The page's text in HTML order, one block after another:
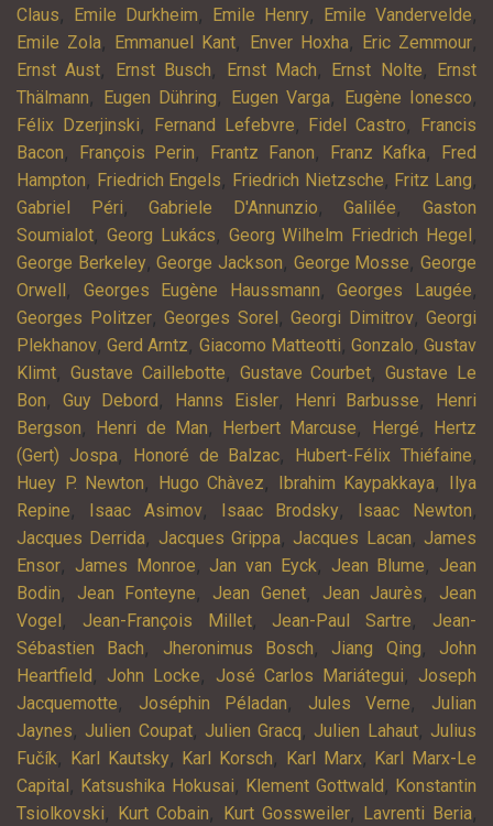
Claus, Emile Durkheim, Emile Henry, Emile Vandervelde,
Emile Zola, Emmanuel Kant, Enver Hoxha, Eric Zemmour,
Ernst Aust, Ernst Busch, Ernst Mach, Ernst Nolte, Ernst
Thälmann, Eugen Dühring, Eugen Varga, Eugène Ionesco,
Félix Dzerjinski, Fernand Lefebvre, Fidel Castro, Francis
Bacon, François Perin, Frantz Fanon, Franz Kafka, Fred
Hampton, Friedrich Engels, Friedrich Nietzsche, Fritz Lang,
Gabriel Péri,Gabriele D'Annunzio,Galilée,Gaston
Soumialot, Georg Lukács, Georg Wilhelm Friedrich Hegel,
George Berkeley,George Jackson, George Mosse,George
Orwell, Georges Eugène Haussmann,Georges Laugée,
Georges Politzer, Georges Sorel, Georgi Dimitrov, Georgi
Plekhanov,Gerd Arntz, Giacomo Matteotti, Gonzalo,Gustav
Klimt, Gustave Caillebotte, Gustave Courbet,Gustave Le
Bon, Guy Debord, Hanns Eisler, Henri Barbusse, Henri
Bergson, Henri de Man, Herbert Marcuse, Hergé, Hertz
(Gert) Jospa, Honoré de Balzac, Hubert-Félix Thiéfaine,
Huey P. Newton, Hugo Chàvez, Ibrahim Kaypakkaya, Ilya
Repine, Isaac Asimov, Isaac Brodsky, Isaac Newton,
Jacques Derrida, Jacques Grippa, Jacques Lacan, James
Ensor, James Monroe, Jan van Eyck, Jean Blume, Jean
Bodin, Jean Fonteyne, Jean Genet, Jean Jaurès, Jean
Vogel, Jean-François Millet, Jean-Paul Sartre, Jean-
Sébastien Bach, Jheronimus Bosch, Jiang Qing, John
Heartfield, John Locke, José Carlos Mariátegui, Joseph
Jacquemotte, Joséphin Péladan, Jules Verne, Julian
Jaynes, Julien Coupat, Julien Gracq, Julien Lahaut, Julius
Fučík, Karl Kautsky, Karl Korsch, Karl Marx, Karl Marx-Le
Capital, Katsushika Hokusai, Klement Gottwald, Konstantin
Tsiolkovski, Kurt Cobain, Kurt Gossweiler, Lavrenti Beria,